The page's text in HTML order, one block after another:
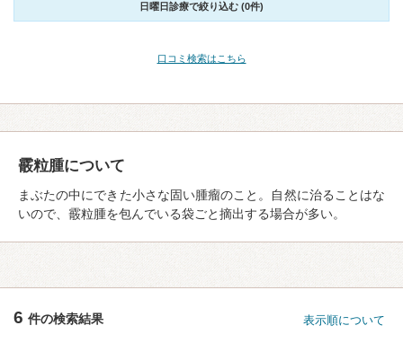
日曜日診療で絞り込む (0件)
口コミ検索はこちら
霰粒腫について
まぶたの中にできた小さな固い腫瘤のこと。自然に治ることはな
いので、霰粒腫を包んでいる袋ごと摘出する場合が多い。
6 件の検索結果 表示順について